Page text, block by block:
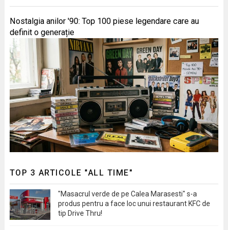
Nostalgia anilor '90: Top 100 piese legendare care au
definit o generație
TOP 3 ARTICOLE "ALL TIME"
"Masacrul verde de pe Calea Marasesti" s-a
produs pentru a face loc unui restaurant KFC de
tip Drive Thru!